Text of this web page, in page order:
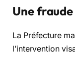
Une
La Préfecture
l’intervention